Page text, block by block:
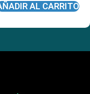
AL CARRITO